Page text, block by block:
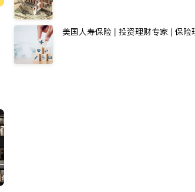
美国人寿保险 | 投资理财专家 | 保险